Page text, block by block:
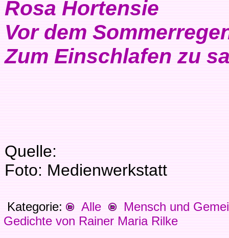
Rosa Hortensie
Vor dem
Zum Einschlafen zu
Quelle:
Foto: Medienwerkstatt
Kategorie: Alle
Mensch und
Gedichte von Rainer Maria Rilke